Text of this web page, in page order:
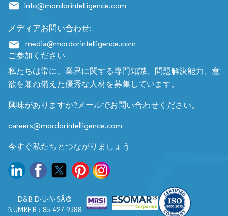
info@mordorintelligence.com
メディアお問い合わせ:
media@mordorintelligence.com
ご参加ください
私たちは常に、業界に関する専門知識、問題解決能力、意
欲を兼ね備えた優秀な人材を募集しています。
興味がありますか?メールでお問い合わせください。
careers@mordorintelligence.com
今すぐ私たちとつながりましょう
D&B D-U-N-SÂ®
NUMBER : 85-427-9388